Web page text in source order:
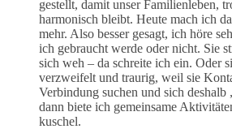
gestellt, damit unser Familienleben,
harmonisch bleibt. Heute mach ich
mehr. Also besser gesagt, ich höre
ich gebraucht werde oder nicht. Sie
sich weh – da schreite ich ein. Oder
verzweifelt und traurig, weil sie
Verbindung suchen und sich deshalb
dann biete ich gemeinsame
kuschel.